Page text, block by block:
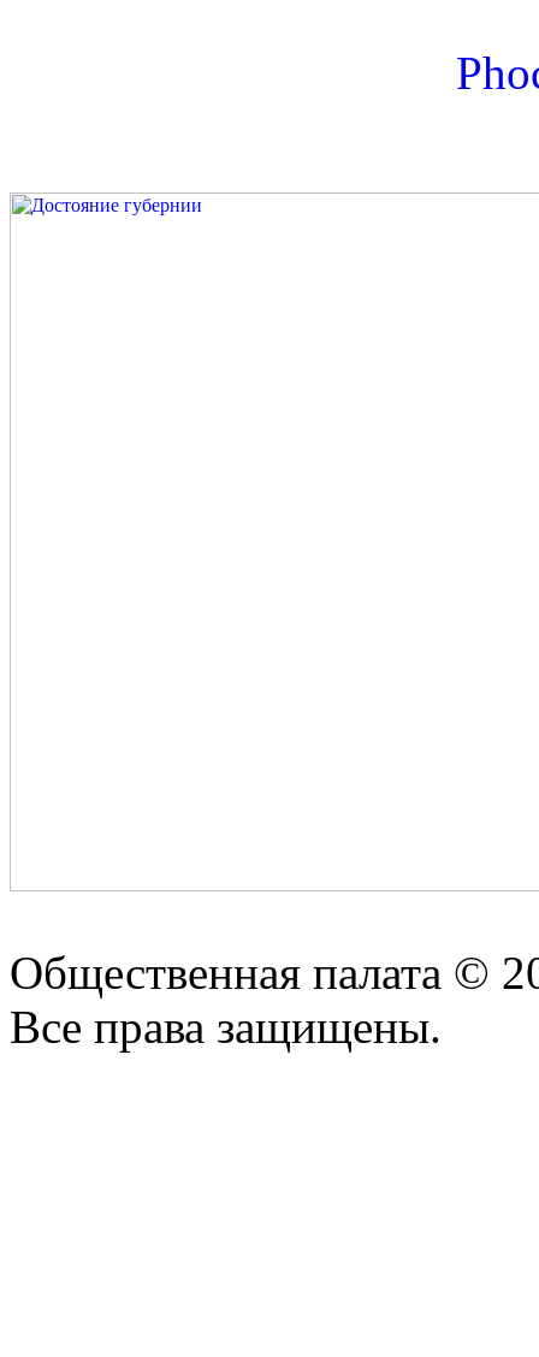
Общественная палата ©
Все права защищены.